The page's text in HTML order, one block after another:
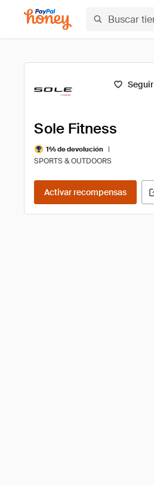
Seguir
Sole Fitness
1% de devolución
|
SPORTS & OUTDOORS
Activar recompensas